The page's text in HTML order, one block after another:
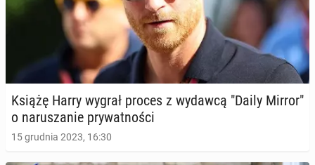
Książę Harry wygrał proces z wydawcą "Daily Mirror"
o na­ru­sza­nie pry­wat­no­ści
15 grudnia 2023, 16:30